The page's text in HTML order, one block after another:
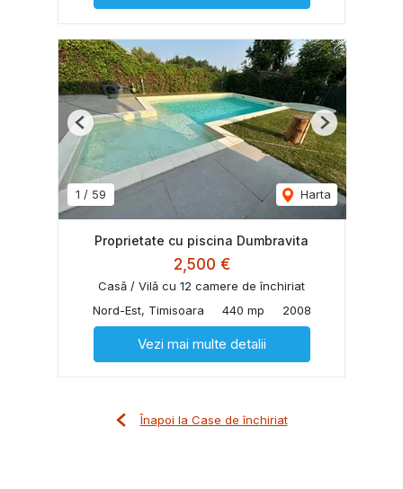
1 / 59 Harta
Previous Next
Proprietate cu piscina Dumbravita
2,500 €
Casă / Vilă cu 12 camere de închiriat
Nord-Est, Timisoara
440 mp 2008
Vezi mai multe detalii
Înapoi la Case de închiriat